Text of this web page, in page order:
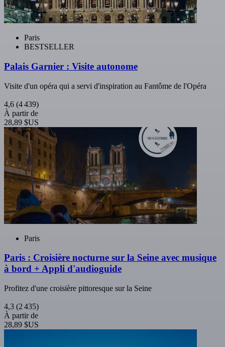
Paris
BESTSELLER
Palais Garnier : Visite autonome
Visite d'un opéra qui a servi d'inspiration au Fantôme de l'Opéra
4,6 (4 439)
À partir de
28,89 $US
Paris
Paris : Croisière nocturne sur la Seine avec musique
à bord + Appli d'audioguide
Profitez d'une croisière pittoresque sur la Seine
4,3 (2 435)
À partir de
28,89 $US